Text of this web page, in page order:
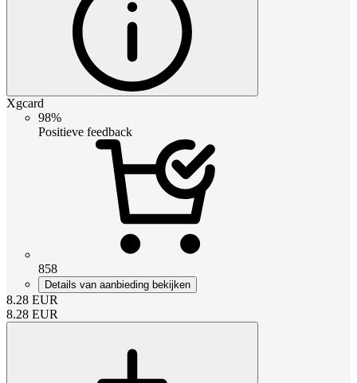
Xgcard
98%
Positieve feedback
858
Details van aanbieding bekijken
8.28 EUR
8.28 EUR